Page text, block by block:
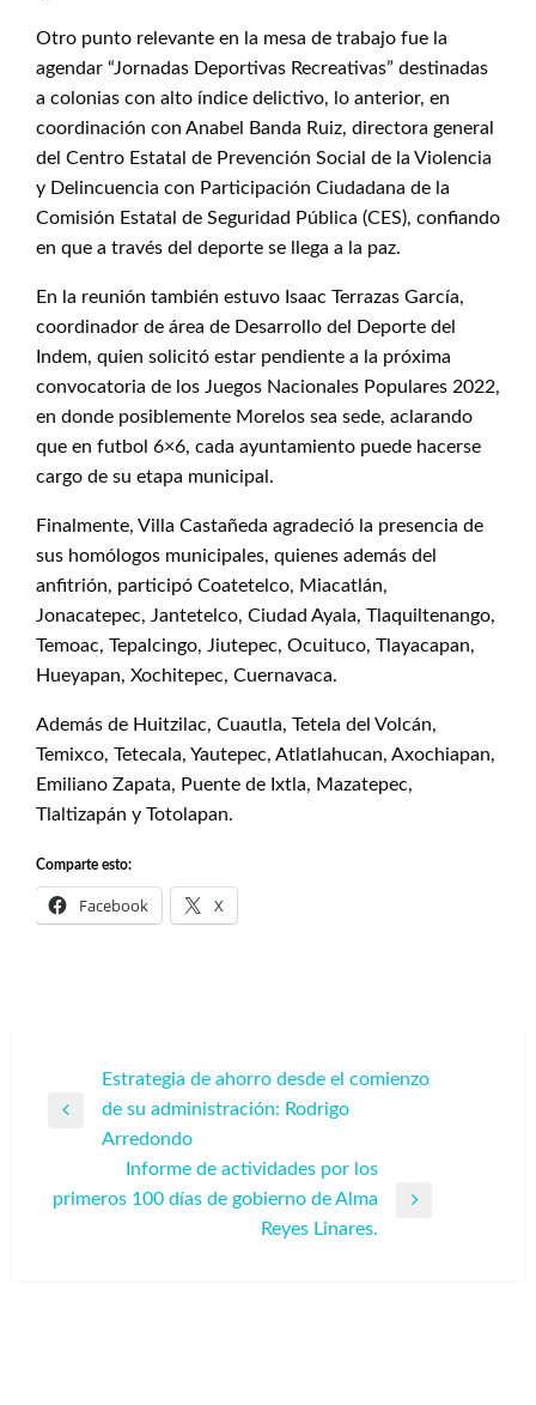
Otro punto relevante en la mesa de trabajo fue la
agendar “Jornadas Deportivas Recreativas” destinadas
a colonias con alto índice delictivo, lo anterior, en
coordinación con Anabel Banda Ruiz, directora general
del Centro Estatal de Prevención Social de la Violencia
y Delincuencia con Participación Ciudadana de la
Comisión Estatal de Seguridad Pública (CES), confiando
en que a través del deporte se llega a la paz.
En la reunión también estuvo Isaac Terrazas García,
coordinador de área de Desarrollo del Deporte del
Indem, quien solicitó estar pendiente a la próxima
convocatoria de los Juegos Nacionales Populares 2022,
en donde posiblemente Morelos sea sede, aclarando
que en futbol 6×6, cada ayuntamiento puede hacerse
cargo de su etapa municipal.
Finalmente, Villa Castañeda agradeció la presencia de
sus homólogos municipales, quienes además del
anfitrión, participó Coatetelco, Miacatlán,
Jonacatepec, Jantetelco, Ciudad Ayala, Tlaquiltenango,
Temoac, Tepalcingo, Jiutepec, Ocuituco, Tlayacapan,
Hueyapan, Xochitepec, Cuernavaca.
Además de Huitzilac, Cuautla, Tetela del Volcán,
Temixco, Tetecala, Yautepec, Atlatlahucan, Axochiapan,
Emiliano Zapata, Puente de Ixtla, Mazatepec,
Tlaltizapán y Totolapan.
Comparte esto:
Facebook X
Navegación
de
entradas
Estrategia de ahorro desde el comienzo
de su administración: Rodrigo
Arredondo
Entrada
Informe de actividades por los
primeros 100 días de gobierno de Alma
Reyes Linares.